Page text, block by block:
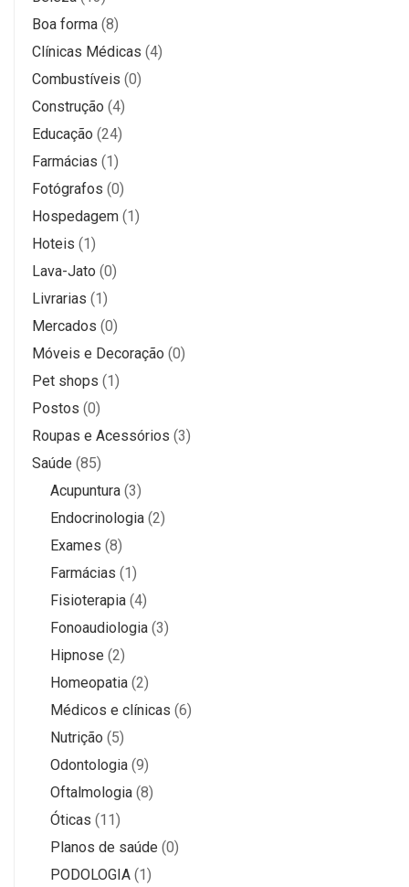
Boa forma (8)
Clínicas Médicas (4)
Combustíveis (0)
Construção (4)
Educação (24)
Farmácias (1)
Fotógrafos (0)
Hospedagem (1)
Hoteis (1)
Lava-Jato (0)
Livrarias (1)
Mercados (0)
Móveis e Decoração (0)
Pet shops (1)
Postos (0)
Roupas e Acessórios (3)
Saúde (85)
Acupuntura (3)
Endocrinologia (2)
Exames (8)
Farmácias (1)
Fisioterapia (4)
Fonoaudiologia (3)
Hipnose (2)
Homeopatia (2)
Médicos e clínicas (6)
Nutrição (5)
Odontologia (9)
Oftalmologia (8)
Óticas (11)
Planos de saúde (0)
PODOLOGIA (1)